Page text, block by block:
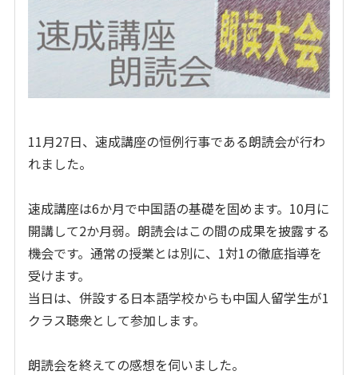
11月27日、速成講座の恒例行事である朗読会が行わ
れました。
速成講座は6か月で中国語の基礎を固めます。10月に
開講して2か月弱。朗読会はこの間の成果を披露する
機会です。通常の授業とは別に、1対1の徹底指導を
受けます。
当日は、併設する日本語学校からも中国人留学生が1
クラス聴衆として参加します。
朗読会を終えての感想を伺いました。